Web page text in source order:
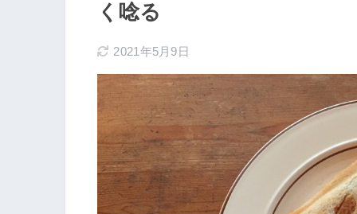
く唸る
2021年5月9日